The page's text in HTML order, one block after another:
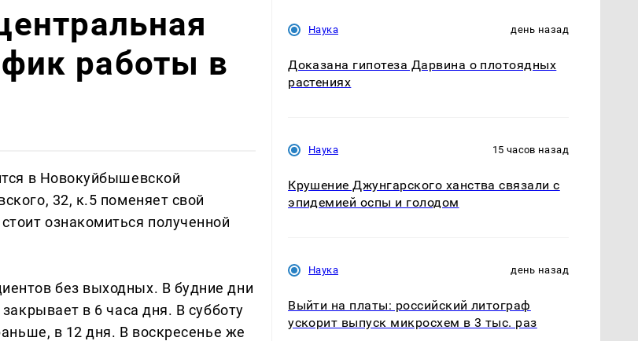
работы в
в Новокуйбышевской
32, к.5 поменяет свой
ознакомиться полученной
без выходных. В будние дни
в 6 часа дня. В субботу
в 12 дня. В воскресенье же
Наука день назад
Доказана гипотеза Дарвина о плотоядных
растениях
Наука 15 часов назад
Крушение Джунгарского ханства связали с
эпидемией оспы и голодом
Наука день назад
Выйти на платы: российский литограф
ускорит выпуск микросхем в 3 тыс. раз